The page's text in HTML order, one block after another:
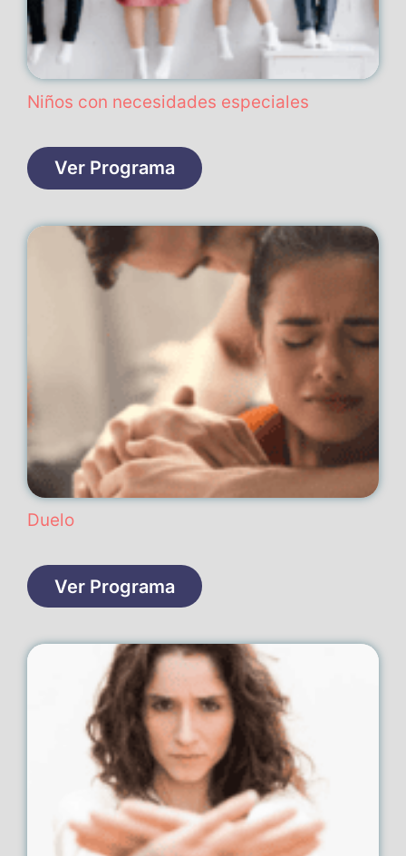
Niños con necesidades especiales
Ver Programa
Duelo
Ver Programa